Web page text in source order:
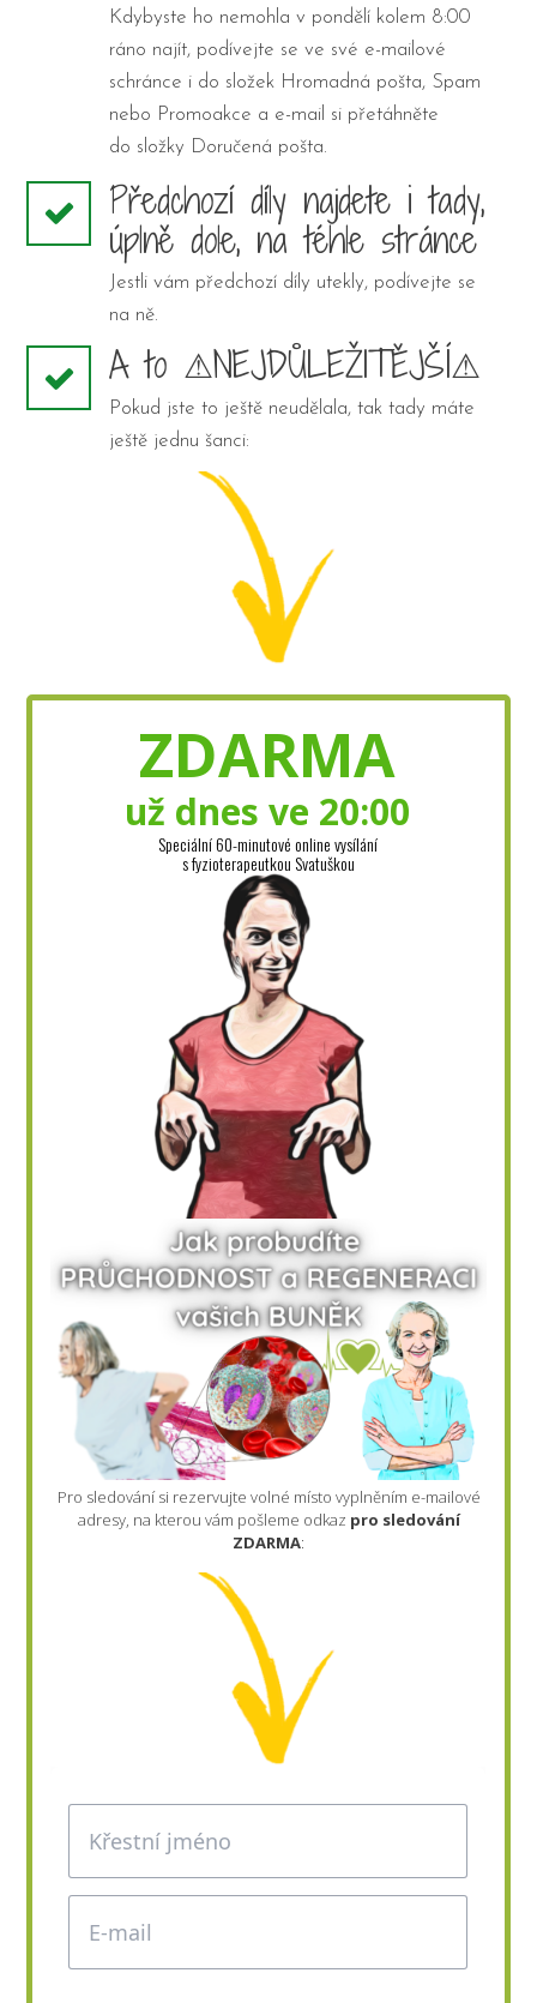
Kdybyste ho nemohla v pondělí kolem 8:00
ráno najít, podívejte se ve své e-mailové
schránce i do složek Hromadná pošta, Spam
nebo Promoakce a e-mail si přetáhněte
do složky Doručená pošta.
Předchozí díly najdete i tady,
úplně dole, na téhle stránce
Jestli vám předchozí díly utekly, podívejte se
na ně.
A to ⚠NEJDŮLEŽITĚJŠÍ⚠
Pokud jste to ještě neudělala, tak tady máte
ještě jednu šanci:
ZDARMA
už dnes ve 20:00
Speciální 60-minutové online vysílání
s fyzioterapeutkou Svatuškou
Pro sledování si rezervujte volné místo vyplněním e-mailové
adresy, na kterou vám pošleme odkaz pro sledování
ZDARMA: